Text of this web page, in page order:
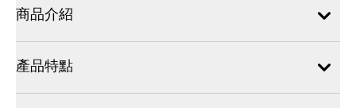
商品介紹
產品特點